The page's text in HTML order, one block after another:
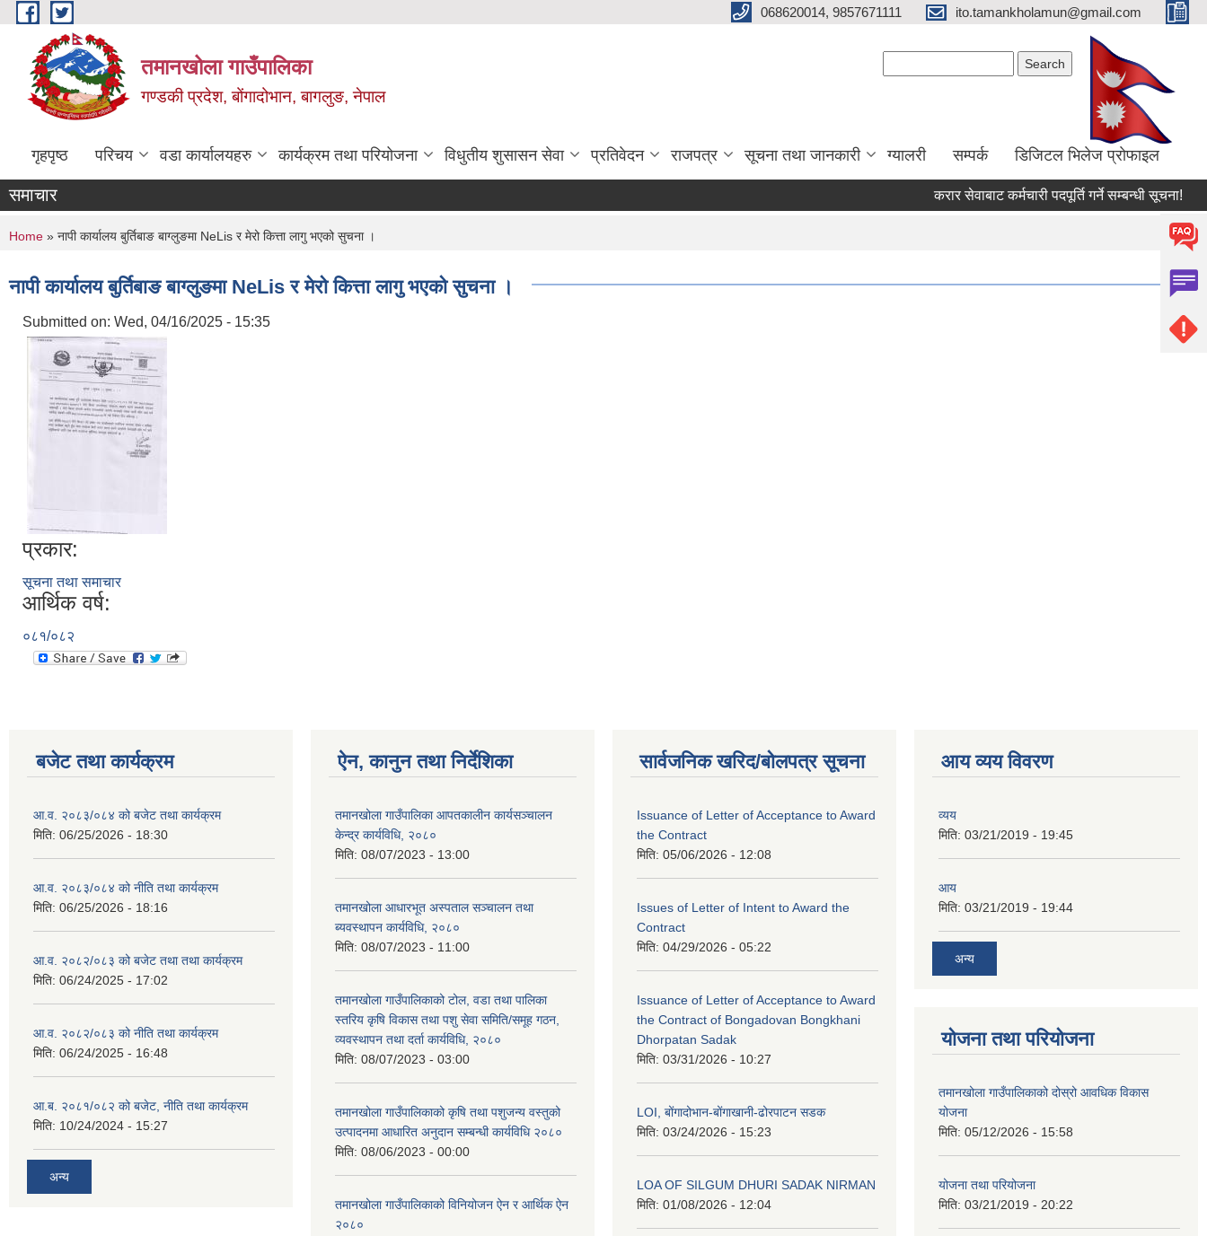
Skip to main content 068620014, 9857671111 ito.tamankholamun@gmail.com
तमानखोला गाउँपालिका
गण्डकी प्रदेश, बोंगादोभान, बागलुङ, नेपाल
गृहपृष्ठ परिचय वडा कार्यालयहरु कार्यक्रम तथा परियोजना विधुतीय शुसासन सेवा प्रतिवेदन राजपत्र सूचना तथा जानकारी ग्यालरी सम्पर्क डिजिटल भिलेज प्राेफाइल
समाचार करार सेवाबाट कर्मचारी पदपूर्ति गर्ने सम्बन्धी सूचना!
You are here
Home » नापी कार्यालय बुर्तिबाङ बाग्लुङमा NeLis र मेरो कित्ता लागु भएको सुचना ।
नापी कार्यालय बुर्तिबाङ बाग्लुङमा NeLis र मेरो कित्ता लागु भएको सुचना ।
Submitted on: Wed, 04/16/2025 - 15:35
प्रकार:
सूचना तथा समाचार
आर्थिक वर्ष:
०८१/०८२
बजेट तथा कार्यक्रम
आ.व. २०८३/०८४ को बजेट तथा कार्यक्रम
मिति: 06/25/2026 - 18:30
आ.व. २०८३/०८४ को नीति तथा कार्यक्रम
मिति: 06/25/2026 - 18:16
आ.व. २०८२/०८३ को बजेट तथा तथा कार्यक्रम
मिति: 06/24/2025 - 17:02
आ.व. २०८२/०८३ को नीति तथा कार्यक्रम
मिति: 06/24/2025 - 16:48
आ.ब. २०८१/०८२ को बजेट, नीति तथा कार्यक्रम
मिति: 10/24/2024 - 15:27
अन्य
ऐन, कानुन तथा निर्देशिका
तमानखोला गाउँपालिका आपतकालीन कार्यसञ्चालन
केन्द्र कार्यविधि, २०८०
मिति: 08/07/2023 - 13:00
तमानखोला आधारभूत अस्पताल सञ्चालन तथा
ब्यवस्थापन कार्यविधि, २०८०
मिति: 08/07/2023 - 11:00
तमानखोला गाउँपालिकाको टोल, वडा तथा पालिका
स्तरिय कृषि विकास तथा पशु सेवा समिति/समूह गठन,
व्‍यवस्थापन तथा दर्ता कार्यविधि, २०८०
मिति: 08/07/2023 - 03:00
तमानखोला गाउँपालिकाको कृषि तथा पशुजन्य वस्तुको
उत्पादनमा आधारित अनुदान सम्बन्धी कार्यविधि २०८०
मिति: 08/06/2023 - 00:00
तमानखोला गाउँपालिकाको विनियोजन ऐन र आर्थिक ऐन
२०८०
सार्वजनिक खरिद/बोलपत्र सूचना
Issuance of Letter of Acceptance to Award
the Contract
मिति: 05/06/2026 - 12:08
Issues of Letter of Intent to Award the
Contract
मिति: 04/29/2026 - 05:22
Issuance of Letter of Acceptance to Award
the Contract of Bongadovan Bongkhani
Dhorpatan Sadak
मिति: 03/31/2026 - 10:27
LOI, बोंगादोभान-बोंगाखानी-ढोरपाटन सडक
मिति: 03/24/2026 - 15:23
LOA OF SILGUM DHURI SADAK NIRMAN
मिति: 01/08/2026 - 12:04
आय व्यय विवरण
व्यय
मिति: 03/21/2019 - 19:45
आय
मिति: 03/21/2019 - 19:44
अन्य
योजना तथा परियोजना
तमानखोला गाउँपालिकाको दोस्रो आवधिक विकास
योजना
मिति: 05/12/2026 - 15:58
योजना तथा परियोजना
मिति: 03/21/2019 - 20:22